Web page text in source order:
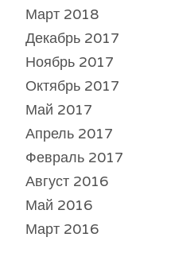
Март 2018
Декабрь 2017
Ноябрь 2017
Октябрь 2017
Май 2017
Апрель 2017
Февраль 2017
Август 2016
Май 2016
Март 2016